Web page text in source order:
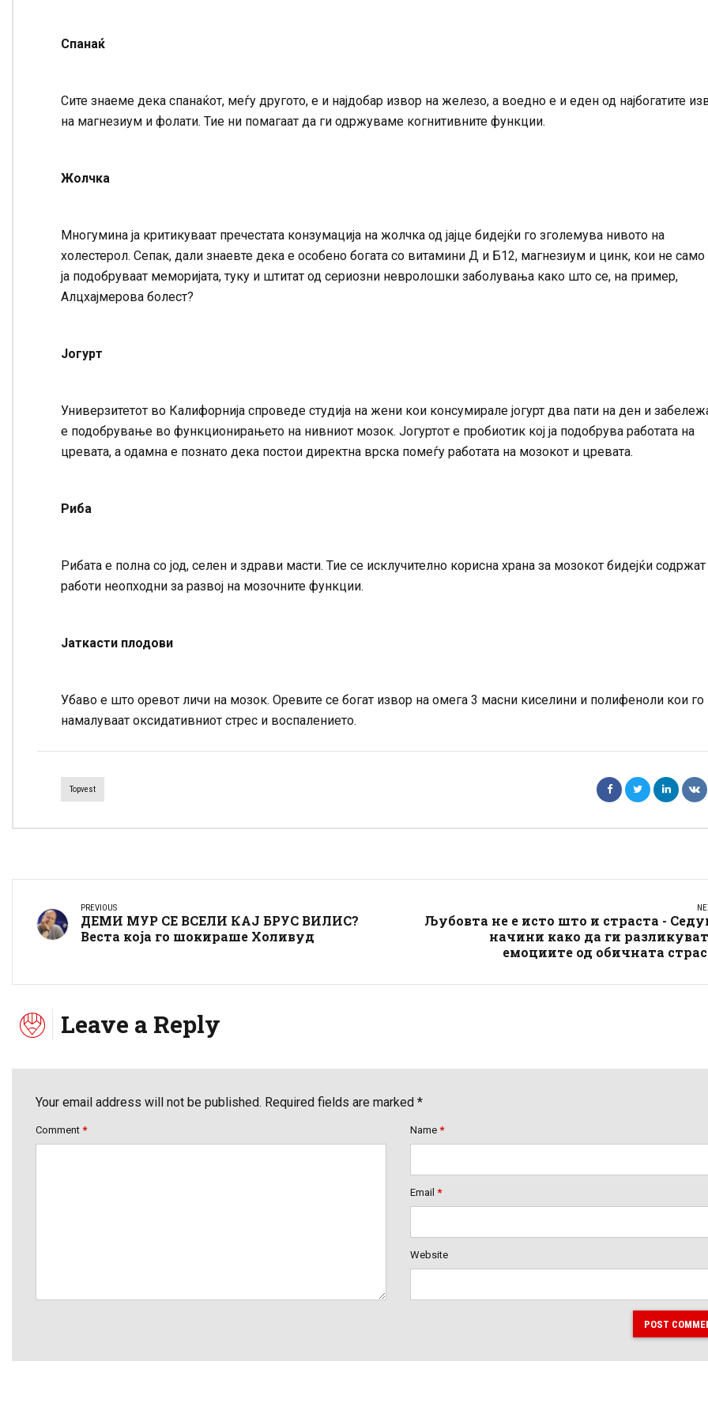
Спанаќ
Сите знаеме дека спанаќот, меѓу другото, е и најдобар извор на железо, а воедно е и еден од најбогатите
на магнезиум и фолати. Тие ни помагаат да ги одржуваме когнитивните функции.
Жолчка
Многумина ја критикуваат пречестата конзумација на жолчка од јајце бидејќи го зголемува нивото на
холестерол. Сепак, дали знаевте дека е особено богата со витамини Д и Б12, магнезиум и цинк, кои не
ја подобруваат меморијата, туку и штитат од сериозни невролошки заболувања како што се, на пример,
Алцхајмерова болест?
Јогурт
Универзитетот во Калифорнија спроведе студија на жени кои консумирале јогурт два пати на ден и
е подобрување во функционирањето на нивниот мозок. Јогуртот е пробиотик кој ја подобрува работата на
цревата, а одамна е познато дека постои директна врска помеѓу работата на мозокот и цревата.
Риба
Рибата е полна со јод, селен и здрави масти. Тие се исклучително корисна храна за мозокот бидејќи содржат
работи неопходни за развој на мозочните функции.
Јаткасти плодови
Убаво е што оревот личи на мозок. Оревите се богат извор на омега 3 масни киселини и полифеноли кои го
намалуваат оксидативниот стрес и воспалението.
Topvest
PREVIOUS
ДЕМИ МУР СЕ ВСЕЛИ КАЈ БРУС ВИЛИС?
Веста која го шокираше Холивуд
Љубовта не е исто што и страста -
начини како да ги
емоциите од обичната
Leave a Reply
Your email address will not be published. Required fields are marked *
Comment * Name *
Email *
Website
POST